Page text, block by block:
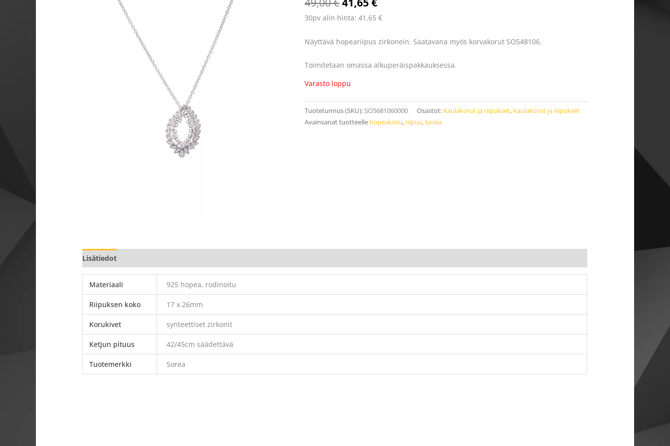
30pv alin hinta:41,65 €
Näyttävä hopeariipus zirkonein. Saatavana myös korvakorut SO548106.
Toimitetaan omassa alkuperäispakkauksessa.
Varasto loppu
Tuotetunnus (SKU):SO5681060000 Osastot: Kaulakorut ja riipukset, Kaulakorut ja riipukset
Avainsanat tuotteelle hopeakoru, riipus,Sorea
Lisätiedot
Materiaali 925 hopea, rodinoitu
Riipuksen koko 17 x 26mm
Korukivet synteettiset zirkonit
Ketjun pituus 42/45cm säädettävä
Tuotemerkki Sorea